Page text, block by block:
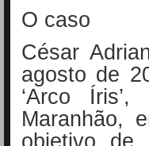
O caso
César
agosto de
‘Arco
Maranhão,
objetivo de